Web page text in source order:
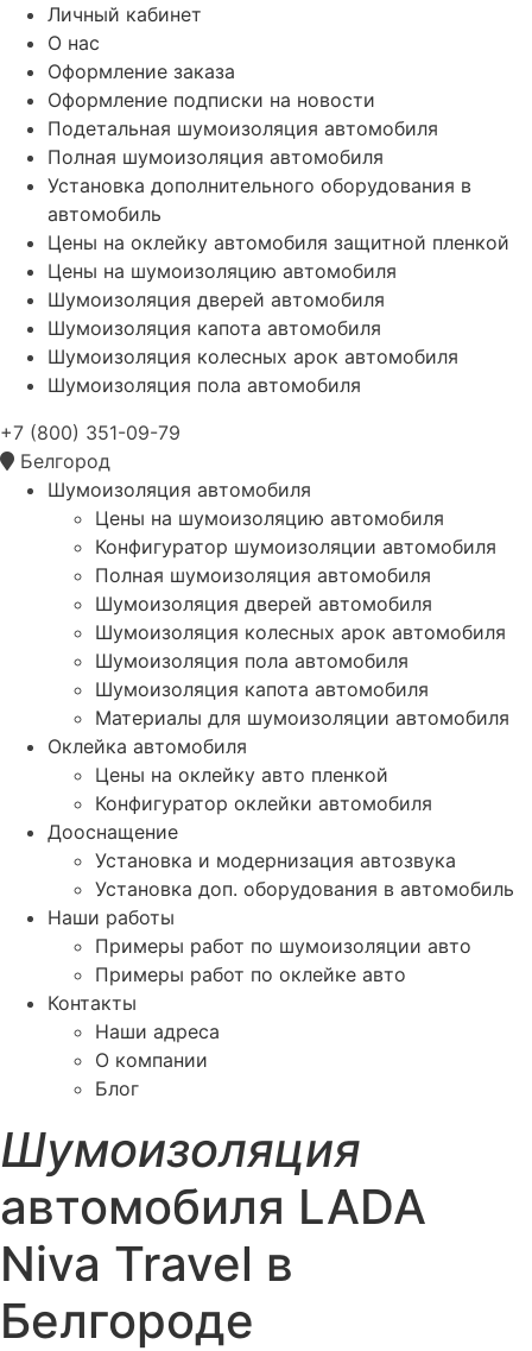
Личный кабинет
О нас
Оформление заказа
Оформление подписки на новости
Подетальная шумоизоляция автомобиля
Полная шумоизоляция автомобиля
Установка дополнительного оборудования в
автомобиль
Цены на оклейку автомобиля защитной пленкой
Цены на шумоизоляцию автомобиля
Шумоизоляция дверей автомобиля
Шумоизоляция капота автомобиля
Шумоизоляция колесных арок автомобиля
Шумоизоляция пола автомобиля
+7 (800) 351-09-79
Белгород
Шумоизоляция автомобиля
Цены на шумоизоляцию автомобиля
Конфигуратор шумоизоляции автомобиля
Полная шумоизоляция автомобиля
Шумоизоляция дверей автомобиля
Шумоизоляция колесных арок автомобиля
Шумоизоляция пола автомобиля
Шумоизоляция капота автомобиля
Материалы для шумоизоляции автомобиля
Оклейка автомобиля
Цены на оклейку авто пленкой
Конфигуратор оклейки автомобиля
Дооснащение
Установка и модернизация автозвука
Установка доп. оборудования в автомобиль
Наши работы
Примеры работ по шумоизоляции авто
Примеры работ по оклейке авто
Контакты
Наши адреса
О компании
Блог
Шумоизоляция
автомобиля LADA
Niva Travel в
Белгороде